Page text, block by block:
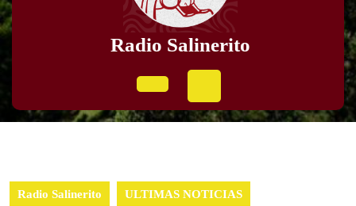
Radio Salinerito
Button
Radio Salinerito ULTIMAS NOTICIAS